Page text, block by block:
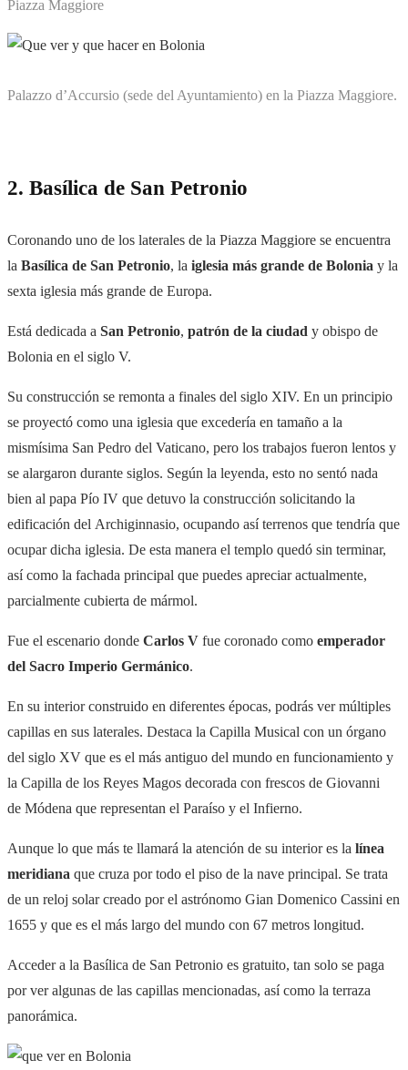
Piazza Maggiore
Palazzo d’Accursio (sede del Ayuntamiento) en la Piazza Maggiore.
2. Basílica de San Petronio
Coronando uno de los laterales de la Piazza Maggiore se encuentra
la Basílica de San Petronio, la iglesia más grande de Bolonia y la
sexta iglesia más grande de Europa.
Está dedicada a San Petronio, patrón de la ciudad y obispo de
Bolonia en el siglo V.
Su construcción se remonta a finales del siglo XIV. En un principio
se proyectó como una iglesia que excedería en tamaño a la
mismísima San Pedro del Vaticano, pero los trabajos fueron lentos y
se alargaron durante siglos. Según la leyenda, esto no sentó nada
bien al papa Pío IV que detuvo la construcción solicitando la
edificación del Archiginnasio, ocupando así terrenos que tendría que
ocupar dicha iglesia. De esta manera el templo quedó sin terminar,
así como la fachada principal que puedes apreciar actualmente,
parcialmente cubierta de mármol.
Fue el escenario donde Carlos V fue coronado como emperador
del Sacro Imperio Germánico.
En su interior construido en diferentes épocas, podrás ver múltiples
capillas en sus laterales. Destaca la Capilla Musical con un órgano
del siglo XV que es el más antiguo del mundo en funcionamiento y
la Capilla de los Reyes Magos decorada con frescos de Giovanni
de Módena que representan el Paraíso y el Infierno.
Aunque lo que más te llamará la atención de su interior es la línea
meridiana que cruza por todo el piso de la nave principal. Se trata
de un reloj solar creado por el astrónomo Gian Domenico Cassini en
1655 y que es el más largo del mundo con 67 metros longitud.
Acceder a la Basílica de San Petronio es gratuito, tan solo se paga
por ver algunas de las capillas mencionadas, así como la terraza
panorámica.